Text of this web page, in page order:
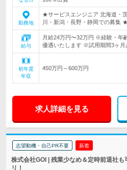
勤務地
★サービスエンジニア 北海道・
川・新潟・長野・静岡での募集
給与
月給24万円〜32万円 ※経験・年
優遇いたします ※試用期間3ヶ月
初年度
年収
450万円～600万円
求人詳細を見る
志望動機・自己PR不要 新着
株式会社GOI | 残業少なめ＆定時前退社
リ！